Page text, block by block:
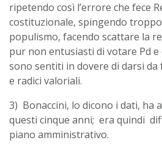
ripetendo così l’errore che fece
costituzionale, spingendo
populismo, facendo scattare la
pur non entusiasti di votare Pd
sono sentiti in dovere di darsi
e radici valoriali.
3) Bonaccini, lo dicono i dati, ha
questi cinque anni; era quindi
piano amministrativo.